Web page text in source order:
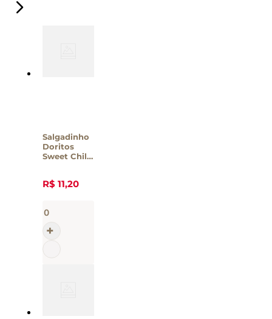
Salgadinho
Doritos
Sweet Chili
R$ 11,20